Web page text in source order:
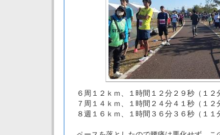
６周１２ｋｍ、１時間１２分２９秒（１２
７周１４ｋｍ、１時間２４分４１秒（１２
８週１６ｋｍ、１時間３６分３６秒（１１